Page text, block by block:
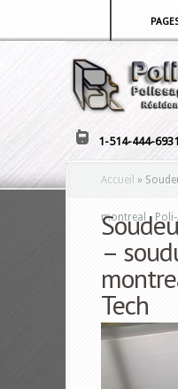
1-514-444-6931
Accueil »
montreal - Poli-
–
Tech